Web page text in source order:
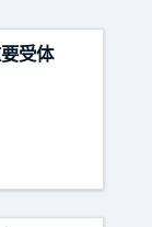
受体